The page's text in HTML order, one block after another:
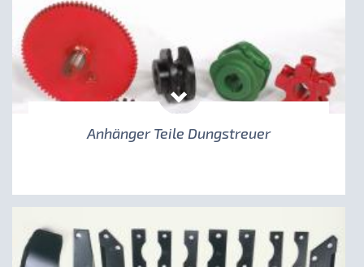
Anhänger Teile Dungstreuer